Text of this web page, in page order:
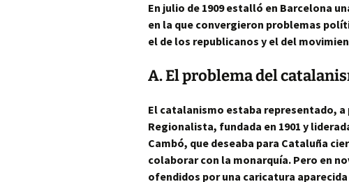
En julio de 1909 estalló en Barcelona
en la que convergieron problemas
el de los republicanos y el del
A. El problema del
El catalanismo estaba representado,
Regionalista, fundada en 1901 y
Cambó, que deseaba para Cataluña
colaborar con la monarquía. Pero en
ofendidos por una caricatura